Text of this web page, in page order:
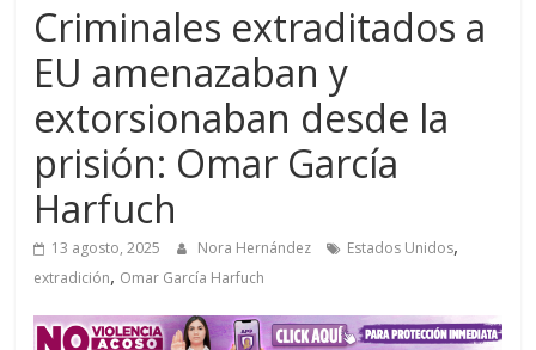
Criminales extraditados a
EU amenazaban y
extorsionaban desde la
prisión: Omar García
Harfuch
13 agosto, 2025 Nora Hernández Estados Unidos,
extradición, Omar García Harfuch